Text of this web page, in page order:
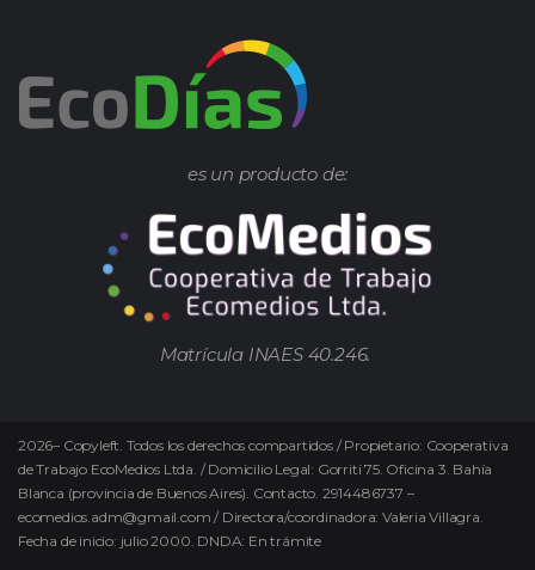
es un producto de:
Matrícula INAES 40.246.
2026– Copyleft. Todos los derechos compartidos / Propietario: Cooperativa
de Trabajo EcoMedios Ltda. / Domicilio Legal: Gorriti 75. Oficina 3. Bahía
Blanca (provincia de Buenos Aires). Contacto. 2914486737 –
ecomedios.adm@gmail.com / Directora/coordinadora: Valeria Villagra.
Fecha de inicio: julio 2000. DNDA: En trámite